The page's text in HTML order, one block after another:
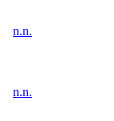
n.n.
n.n.